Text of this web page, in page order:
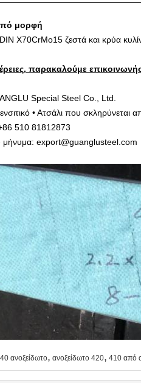
μορφή
X70CrMo15 ζεστά και κρύα
παρακαλούμε
Special Steel Co., Ltd.
• Ατσάλι που σκληρύνεται
510 81812873
μήνυμα: export@guanglusteel.com
ανοξείδωτο, ανοξείδωτο 420, 410 από